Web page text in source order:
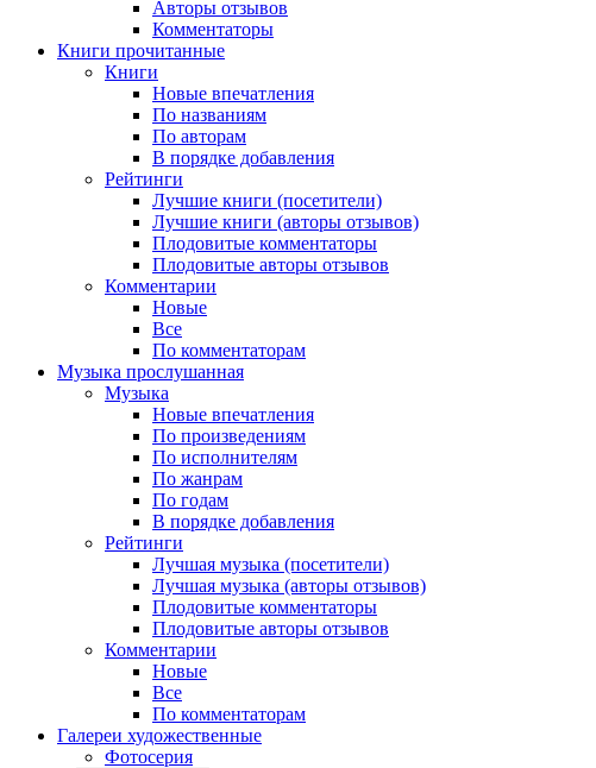
Авторы отзывов
Комментаторы
Книги прочитанные
Книги
Новые впечатления
По названиям
По авторам
В порядке добавления
Рейтинги
Лучшие книги (посетители)
Лучшие книги (авторы отзывов)
Плодовитые комментаторы
Плодовитые авторы отзывов
Комментарии
Новые
Все
По комментаторам
Музыка прослушанная
Музыка
Новые впечатления
По произведениям
По исполнителям
По жанрам
По годам
В порядке добавления
Рейтинги
Лучшая музыка (посетители)
Лучшая музыка (авторы отзывов)
Плодовитые комментаторы
Плодовитые авторы отзывов
Комментарии
Новые
Все
По комментаторам
Галереи художественные
Фотосерия